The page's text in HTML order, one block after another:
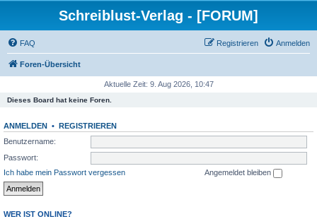
Schreiblust-Verlag - [FORUM]
FAQ Anmelden
Registrieren
Foren-Übersicht
Aktuelle Zeit: 9. Aug 2026, 10:47
Dieses Board hat keine Foren.
ANMELDEN • REGISTRIEREN
Benutzername:
Passwort:
Ich habe mein Passwort vergessen
Angemeldet bleiben
WER IST ONLINE?